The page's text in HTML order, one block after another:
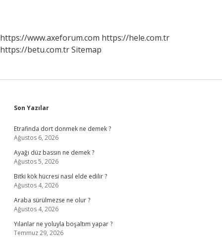
https://www.axeforum.com https://hele.com.tr
https://betu.com.trSitemap
Sidebar
Son Yazılar
Etrafinda dort donmek ne demek ?
Ağustos 6, 2026
Ayağı düz bassın ne demek ?
Ağustos 5, 2026
Bitki kök hücresi nasıl elde edilir ?
Ağustos 4, 2026
Araba sürülmezse ne olur ?
Ağustos 4, 2026
Yılanlar ne yoluyla boşaltım yapar ?
Temmuz 29, 2026